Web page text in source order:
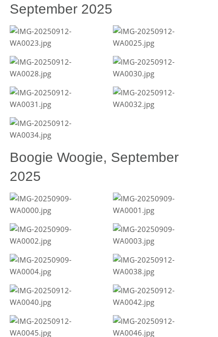
September 2025
Boogie Woogie, September
2025